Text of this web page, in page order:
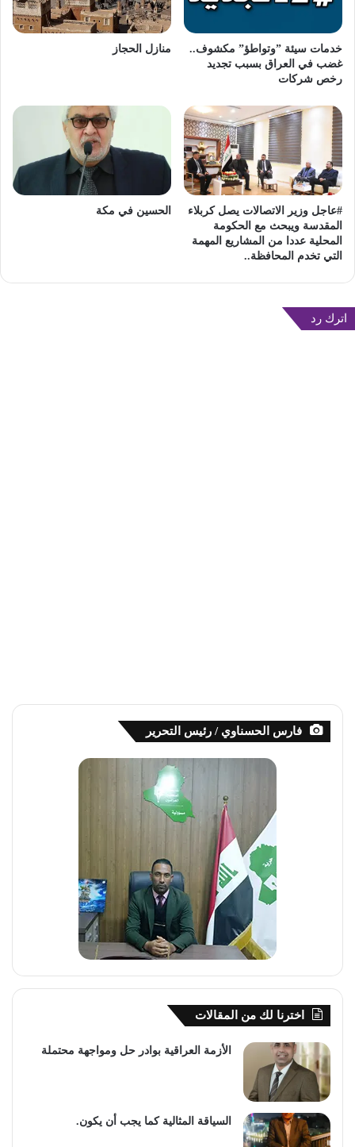
خدمات سيئة ”وتواطؤ” مكشوف..
غضب في العراق بسبب تجديد
رخص شركات
منازل الحجاز
#عاجل وزير الاتصالات يصل كربلاء
المقدسة ويبحث مع الحكومة
المحلية عددا من المشاريع المهمة
التي تخدم المحافظة..
الحسين في مكة
اترك رد
فارس الحسناوي / رئيس التحرير
اخترنا لك من المقالات
الأزمة العراقية بوادر حل ومواجهة محتملة
السياقة المثالية كما يجب أن يكون.